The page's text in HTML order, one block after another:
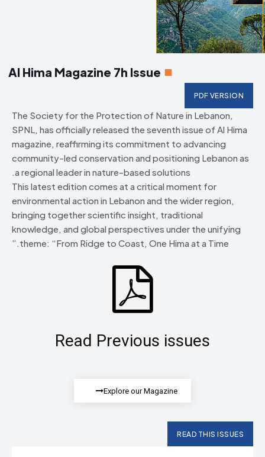
Al Hima Magazine 7h Issue
PDF VERSION
The Society for the Protection of Nature in Lebanon,
SPNL, has officially released the seventh issue of Al Hima
magazine, reaffirming its commitment to advancing
community-led conservation and positioning Lebanon as
a regional leader in nature-based solutions.
This latest edition comes at a critical moment for
environmental action in Lebanon and the wider region,
bringing together scientific insight, traditional
knowledge, and global perspectives under the unifying
theme: “From Ridge to Coast, One Hima at a Time.”
Read Previous issues
Explore our Magazine
READ THIS ISSUES